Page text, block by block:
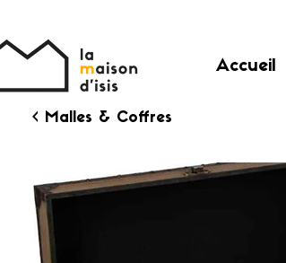
Accueil
< Malles & Coffres